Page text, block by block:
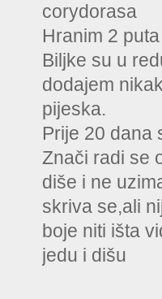
corydorasa
Hranim 2
Biljke su u
dodajem
pijeska.
Prije 20 dana
Znači radi se
diše i ne
skriva se,ali
boje niti išta
jedu i dišu